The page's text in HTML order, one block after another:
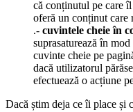
că conținutul pe care
oferă un conținut
.- cuvintele cheie în
suprasaturează în
cuvinte cheie pe
dacă utilizatorul
efectuează o acțiune
Dacă știm deja ce îi place și